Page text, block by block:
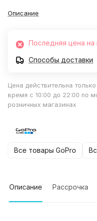
Описание
Последняя цена на
Способы доставки
Цена действительна
время с 10:00 до 22:00 по
розничных магазинах
Все товары GoPro
Описание Рассрочка